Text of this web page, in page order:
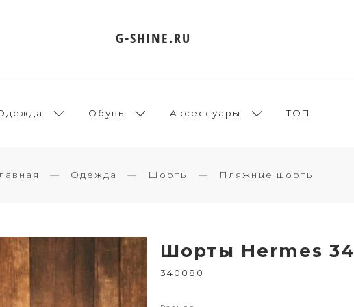
G-SHINE.RU
Обувь Аксессуары ТОП
Одежда Шорты Пляжные шорты
Шорты Hermes
340080